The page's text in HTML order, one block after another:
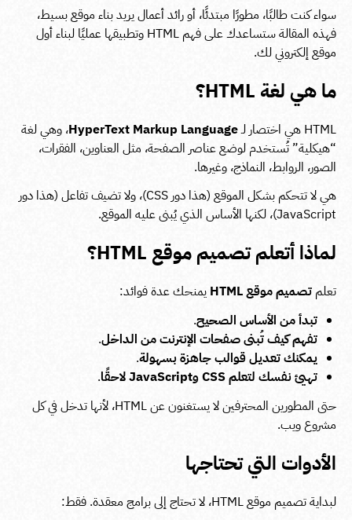
سواء كنت طالبًا، مطورًا مبتدئًا، أو رائد أعمال يريد بناء موقع بسيط،
فهذه المقالة ستساعدك على فهم HTML وتطبيقها عمليًا لبناء أول
موقع إلكتروني لك.
ما هي لغة HTML؟
HTML هي اختصار لـ HyperText Markup Language، وهي لغة
“هيكلية” تُستخدم لوضع عناصر الصفحة، مثل العناوين، الفقرات،
الصور، الروابط، النماذج، وغيرها.
هي لا تتحكم بشكل الموقع (هذا دور CSS)، ولا تضيف تفاعل (هذا دور
JavaScript)، لكنها الأساس الذي يُبنى عليه الموقع.
لماذا أتعلم تصميم موقع HTML؟
تعلم تصميم موقع HTML
يمنحك عدة فوائد:
تبدأ من الأساس الصحيح.
تفهم كيف تُبنى صفحات الإنترنت من الداخل.
يمكنك تعديل قوالب جاهزة بسهولة.
تهيئ نفسك لتعلم CSS وJavaScript لاحقًا
.
حتى المطورين المحترفين لا يستغنون عن HTML، لأنها تدخل في كل
مشروع ويب.
الأدوات التي تحتاجها
لبداية تصميم موقع HTML، لا تحتاج إلى برامج معقدة. فقط: